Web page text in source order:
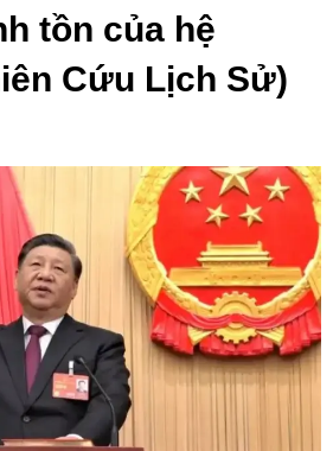
tồn của hệ
Cứu Lịch Sử)